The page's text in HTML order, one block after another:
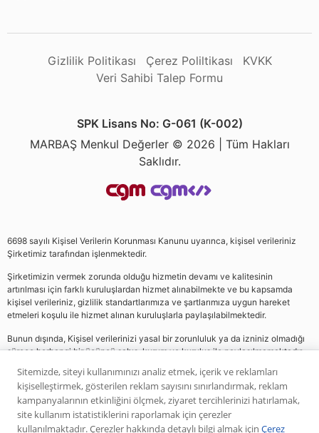
Gizlilik Politikası Çerez Poliltikası
KVKK
Veri Sahibi Talep Formu
SPK Lisans No: G-061 (K-002)
MARBAŞ Menkul Değerler © 2026 | Tüm Hakları
Saklıdır.
6698 sayılı Kişisel Verilerin Korunması Kanunu uyarınca, kişisel verileriniz
Şirketimiz tarafından işlenmektedir.
Şirketimizin vermek zorunda olduğu hizmetin devamı ve kalitesinin
artırılması için farklı kuruluşlardan hizmet alınabilmekte ve bu kapsamda
kişisel verileriniz, gizlilik standartlarımıza ve şartlarımıza uygun hareket
etmeleri koşulu ile hizmet alınan kuruluşlarla paylaşılabilmektedir.
Bunun dışında, Kişisel verilerinizi yasal bir zorunluluk ya da izniniz olmadığı
sürece herhangi bir üçüncü şahıs, kurum ve kuruluş ile paylaşılmamaktadır.
Web sitemizde yer alan analiz, yorum ve tavsiyeler yatırım danışmanlığı
kapsamında değildir. Bu tavsiyeler genel nitelikte olup, özel olarak sizin mali
durumunuz ile risk ve getiri tercihlerinize uygun olarak hazırlanmamıştır. Bu
Sitemizde, siteyi kullanımınızı analiz etmek, içerik ve reklamları
kişiselleştirmek, gösterilen reklam sayısını sınırlandırmak, reklam
kampanyalarının etkinliğini ölçmek, ziyaret tercihlerinizi hatırlamak,
site kullanım istatistiklerini raporlamak için çerezler
kullanılmaktadır. Çerezler hakkında detaylı bilgi almak için Çerez